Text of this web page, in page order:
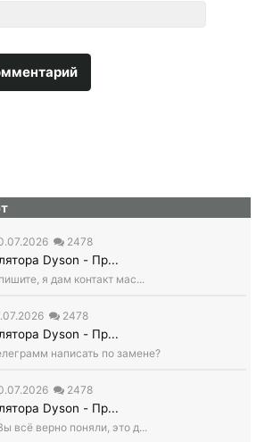
2478
Dyson - Пр...
я дам контакт мас...
2478
Dyson - Пр...
написать по замене?
2478
Dyson - Пр...
всё верно поняли, это д...